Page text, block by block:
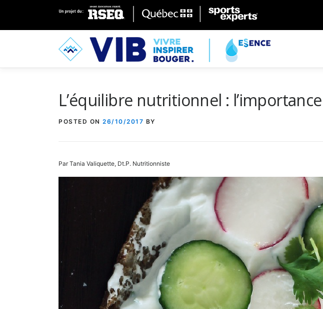
L’équilibre nutritionnel :
POSTED ON 26/10/2017 BY
Par Tania Valiquette, Dt.P. Nutritionniste